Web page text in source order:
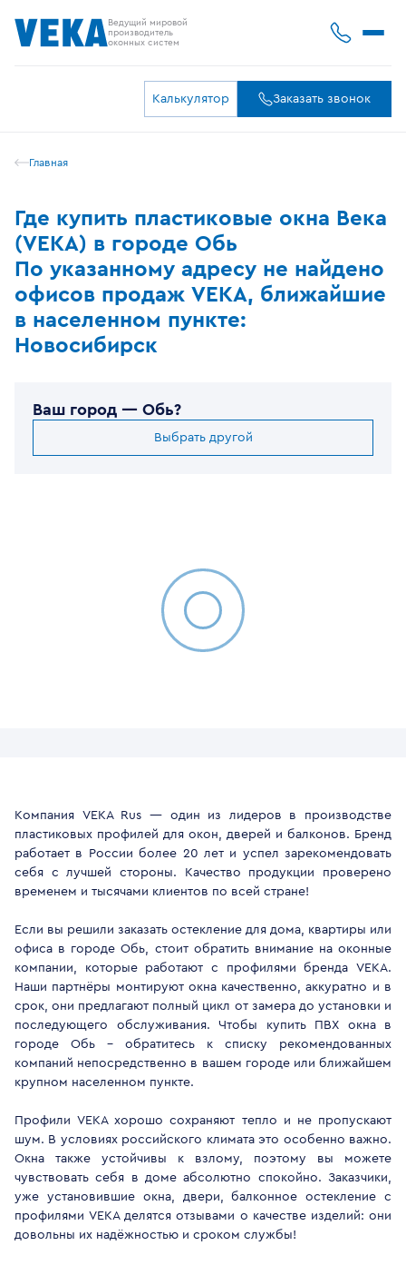
Ведущий мировой
производитель
оконных систем
Калькулятор Заказать звонок
Главная
Где купить пластиковые окна Века
(VEKA) в городе Обь
По указанному адресу не найдено
офисов продаж VEKA, ближайшие
в населенном пункте:
Новосибирск
Ваш город — Обь?
Выбрать другой
Компания VEKA Rus — один из лидеров в производстве
пластиковых профилей для окон, дверей и балконов. Бренд
работает в России более 20 лет и успел зарекомендовать
себя с лучшей стороны. Качество продукции проверено
временем и тысячами клиентов по всей стране!
Если вы решили заказать остекление для дома, квартиры или
офиса в городе Обь, стоит обратить внимание на оконные
компании, которые работают с профилями бренда VEKA.
Наши партнёры монтируют окна качественно, аккуратно и в
срок, они предлагают полный цикл от замера до установки и
последующего обслуживания. Чтобы купить ПВХ окна в
городе Обь - обратитесь к списку рекомендованных
компаний непосредственно в вашем городе или ближайшем
крупном населенном пункте.
Профили VEKA хорошо сохраняют тепло и не пропускают
шум. В условиях российского климата это особенно важно.
Окна также устойчивы к взлому, поэтому вы можете
чувствовать себя в доме абсолютно спокойно. Заказчики,
уже установившие окна, двери, балконное остекление с
профилями VEKA делятся отзывами о качестве изделий: они
довольны их надёжностью и сроком службы!